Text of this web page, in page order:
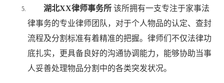
湖北XX律师事务所 该所拥有一支专注于家事法
律事务的专业律师团队，对于个人物品的认定、查封
流程及分割标准有着精准的把握。律师们不仅法律功
底扎实，更具备良好的沟通协调能力，能够协助当事
人妥善处理物品分割中的各类突发状况。